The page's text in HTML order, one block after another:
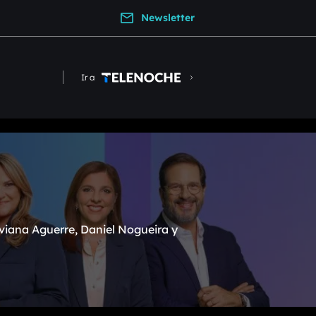
Newsletter
Ir a
Aguerre, Daniel Nogueira y